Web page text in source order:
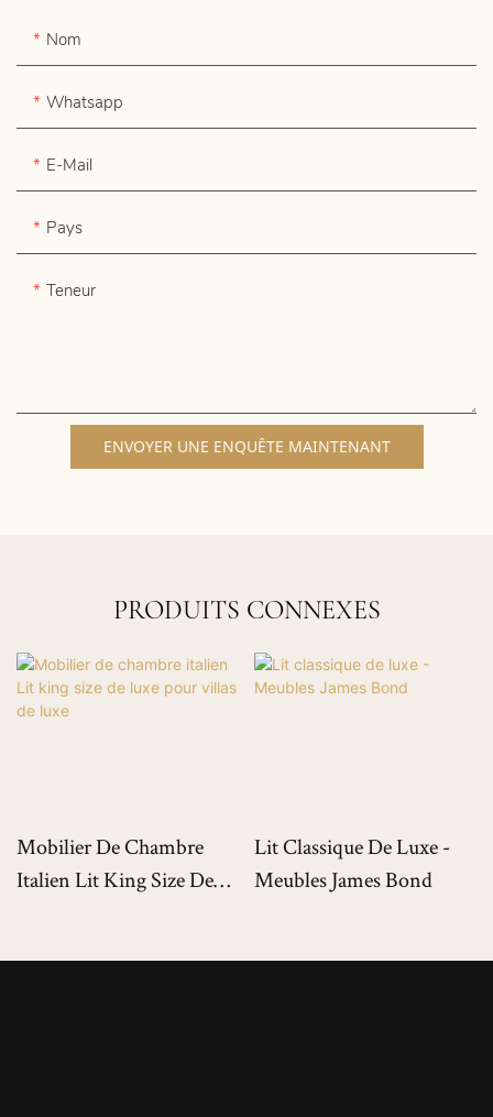
Nom
Whatsapp
E-Mail
Pays
Teneur
ENVOYER UNE ENQUÊTE MAINTENANT
PRODUITS CONNEXES
Mobilier De Chambre
Italien Lit King Size De
Lit Classique De Luxe -
Meubles James Bond